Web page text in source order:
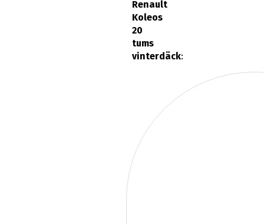
Renault
Koleos
20
tums
vinterdäck: